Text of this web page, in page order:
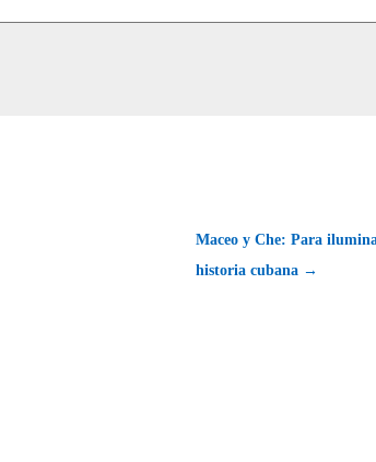
Maceo y Che: Para
historia cubana →